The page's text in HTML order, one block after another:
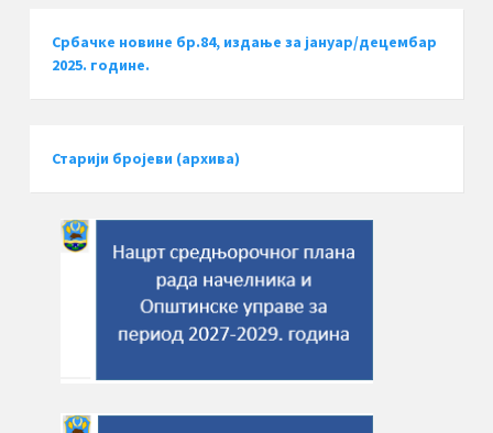
Србачке новине бр.84, издање за јануар/децембар
2025. године.
Старији бројеви (архива)